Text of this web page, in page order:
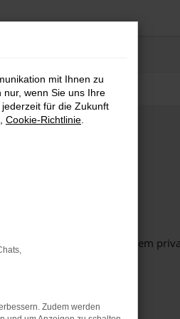
Browser oder in einem
unterstützt werden.
mit Ihnen zu
wenn Sie uns Ihre
für die Zukunft
Cookie-Richtlinie
Zudem werden